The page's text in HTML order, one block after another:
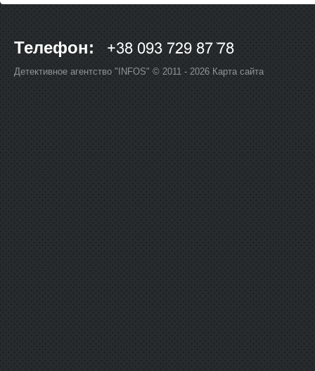
Телефон:
Детективное агентство "INFOS" © 2011 - 2026 Карта сайта